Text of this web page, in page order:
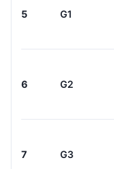
5 G1
6 G2
7 G3